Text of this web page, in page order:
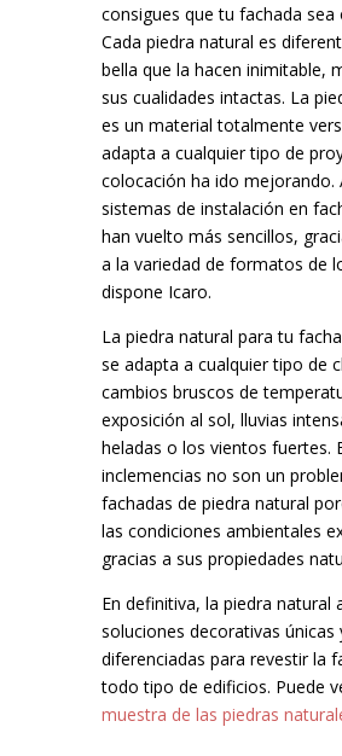
consigues que tu fachada sea
Cada piedra natural es
bella que la hacen inimitable,
sus cualidades intactas. La
es un material totalmente
adapta a cualquier tipo de
colocación ha ido mejorando.
sistemas de instalación en
han vuelto más sencillos,
a la variedad de formatos de
dispone Icaro.
La piedra natural para tu
se adapta a cualquier tipo de
cambios bruscos de
exposición al sol, lluvias
heladas o los vientos fuertes.
inclemencias no son un
fachadas de piedra natural
las condiciones ambientales
gracias a sus propiedades
En definitiva, la piedra natural
soluciones decorativas únicas
diferenciadas para revestir la
todo tipo de edificios. Puede
muestra de las piedras